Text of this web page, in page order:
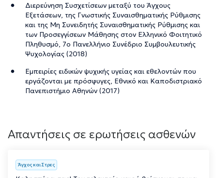
Διερεύνηση Συσχετίσεων μεταξύ του Άγχους
Εξετάσεων, της Γνωστικής Συναισθηματικής Ρύθμισης
και της Μη Συνειδητής Συναισθηματικής Ρύθμισης και
των Προσεγγίσεων Μάθησης στον Ελληνικό Φοιτητικό
Πληθυσμό, 7ο Πανελλήνιο Συνέδριο Συμβουλευτικής
Ψυχολογίας (2018)
Εμπειρίες ειδικών ψυχικής υγείας και εθελοντών που
εργάζονται με πρόσφυγες, Εθνικό και Καποδιστριακό
Πανεπιστήμιο Αθηνών (2017)
Απαντήσεις σε ερωτήσεις ασθενών
Άγχος και Στρες